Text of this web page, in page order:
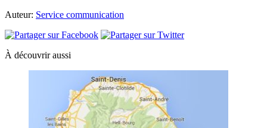
Auteur: Service communication
À découvrir aussi